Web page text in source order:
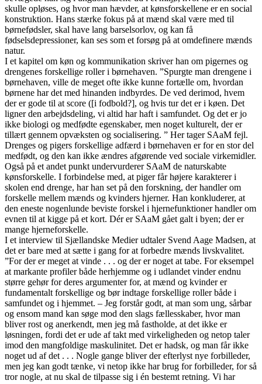
skulle opløses, og hvor man hævder, at kønsforskellene er en social
konstruktion. Hans stærke fokus på at mænd skal være med til
børnefødsler, skal have lang barselsorlov, og kan få
fødselsdepressioner, kan ses som et forsøg på at omdefinere mænds
natur.
I et kapitel om køn og kommunikation skriver han om pigernes og
drengenes forskellige roller i børnehaven. ”Spurgte man drengene i
børnehaven, ville de meget ofte ikke kunne fortælle om, hvordan
børnene har det med hinanden indbyrdes. De ved derimod, hvem
der er gode til at score ([i fodbold?], og hvis tur det er i køen. Det
ligner den arbejdsdeling, vi altid har haft i samfundet. Og det er jo
ikke biologi og medfødte egenskaber, men noget kulturelt, der er
tillært gennem opvæksten og socialisering. ” Her tager SAaM fejl.
Drenges og pigers forskellige adfærd i børnehaven er for en stor del
medfødt, og den kan ikke ændres afgørende ved sociale virkemidler.
Også på et andet punkt undervurderer SAaM de naturskabte
kønsforskelle. I forbindelse med, at piger får højere karakterer i
skolen end drenge, har han set på den forskning, der handler om
forskelle mellem mænds og kvinders hjerner. Han konkluderer, at
den eneste nogenlunde beviste forskel i hjernefunktioner handler om
evnen til at kigge på et kort. Dér er SAaM gået galt i byen; der er
mange hjerneforskelle.
I et interview til Sjællandske Medier udtaler Svend Aage Madsen, at
det er bare med at sætte i gang for at forbedre mænds livskvalitet.
”For der er meget at vinde . . . og der er noget at tabe. For eksempel
at markante profiler både herhjemme og i udlandet vinder endnu
større gehør for deres argumenter for, at mænd og kvinder er
fundamentalt forskellige og bør indtage forskellige roller både i
samfundet og i hjemmet. – Jeg forstår godt, at man som ung, sårbar
og ensom mand kan søge mod den slags fællesskaber, hvor man
bliver rost og anerkendt, men jeg må fastholde, at det ikke er
løsningen, fordi det er ude af takt med virkeligheden og netop taler
imod den mangfoldige maskulinitet. Det er hadsk, og man får ikke
noget ud af det . . . Nogle gange bliver der efterlyst nye forbilleder,
men jeg kan godt tænke, vi netop ikke har brug for forbilleder, for så
tror nogle, at nu skal de tilpasse sig i én bestemt retning. Vi har